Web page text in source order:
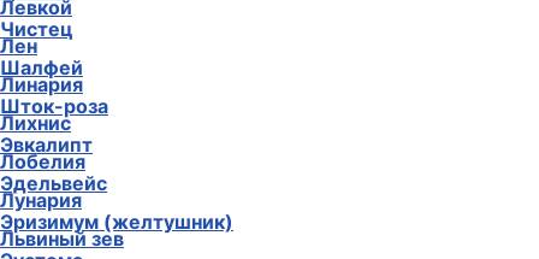
Чистец
Шалфей
Шток-роза
Эвкалипт
Эдельвейс
Эризимум (желтушник)
Левкой
Лен
Линария
Лихнис
Лобелия
Лунария
Львиный зев